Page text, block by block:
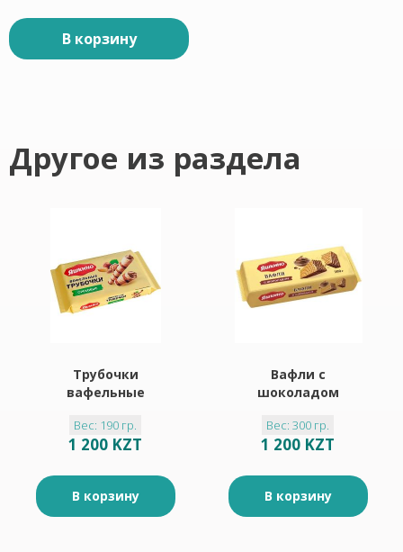
В корзину
Другое из раздела
Трубочки
вафельные
190гр
Вес: 190 гр.
1 200 KZT
В корзину
Вафли с
шоколадом
Вес: 300 гр.
1 200 KZT
В корзину